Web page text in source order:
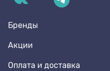
Бренды
Акции
Оплата и доставка